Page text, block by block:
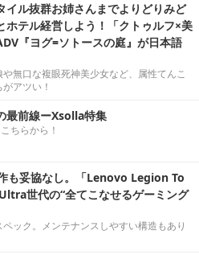
イル抜群お姉さんまでよりどりみど
ホテル経営しよう！「クトゥルフ×美
『ヨグ=ソトースの庭』が日本語
無口な複眼死神美少女など、属性てんこ
アツい！
最前線ーXsolla特集
ちらから！
も妥協なし。「Lenovo Legion To
世代の“全てこなせるゲーミング
ック。メンテナンスしやすい構造もあり